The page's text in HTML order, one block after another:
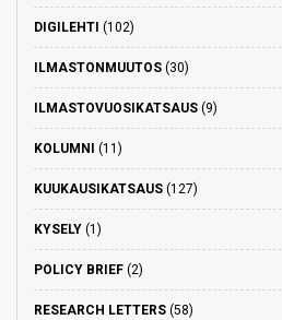
DIGILEHTI (102)
ILMASTONMUUTOS (30)
ILMASTOVUOSIKATSAUS (9)
KOLUMNI (11)
KUUKAUSIKATSAUS (127)
KYSELY (1)
POLICY BRIEF (2)
RESEARCH LETTERS (58)